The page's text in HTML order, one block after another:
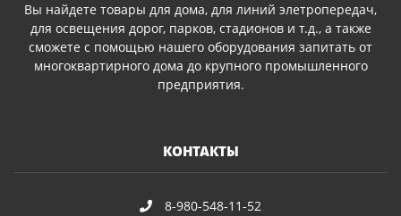
Вы найдете товары для дома, для линий элетропередач,
для освещения дорог, парков, стадионов и т.д., а также
сможете с помощью нашего оборудования запитать от
многоквартирного дома до крупного промышленного
предприятия.
КОНТАКТЫ
8-980-548-11-52